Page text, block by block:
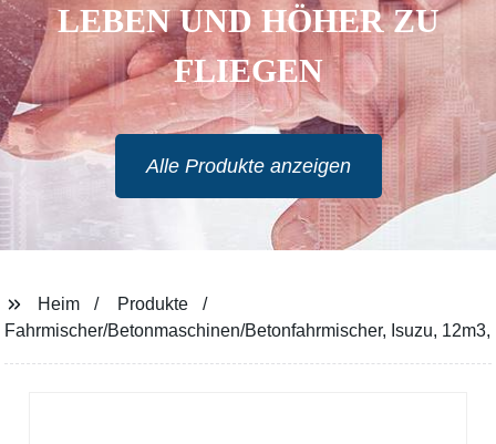
LEBEN UND HÖHER ZU
FLIEGEN
Alle Produkte anzeigen
Heim
Produkte
Fahrmischer/Betonmaschinen/Betonfahrmischer, Isuzu, 12m3,